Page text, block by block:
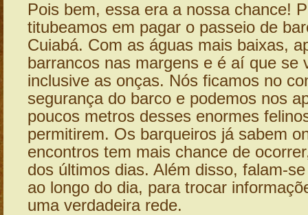
Pois bem, essa era a nossa chance!
titubeamos em pagar o passeio de
Cuiabá. Com as águas mais baixas,
barrancos nas margens e é aí que se
inclusive as onças. Nós ficamos no
segurança do barco e podemos nos
poucos metros desses enormes
permitirem. Os barqueiros já sabem
encontros tem mais chance de
dos últimos dias. Além disso, falam-
ao longo do dia, para trocar
uma verdadeira rede.